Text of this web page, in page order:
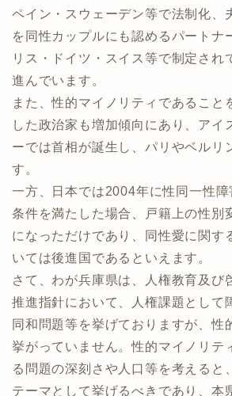
ペイン・スウェーデン等で法制化、
を同性カップルにも認めるパートナ
リス・ドイツ・スイス等で制定され
進んでいます。
また、性的マイノリティであること
した政治家も増加傾向にあり、アイ
ーでは首相が誕生し、パリやベルリ
す。
一方、日本では2004年に性同一性障
条件を満たした場合、戸籍上の性別
になっただけであり、同性愛に関す
いては後進国であるといえます。
さて、わが兵庫県は、人権教育及び
推進指針において、人権課題として
同和問題等を挙げておりますが、性
挙がっていません。性的マイノリテ
る問題の深刻さや人口等を考えると
テーマとして挙げるべきであり、本